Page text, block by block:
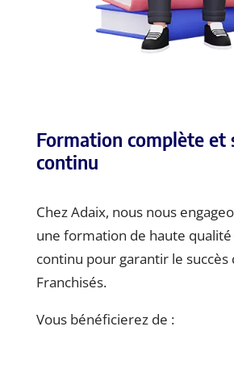
Formation complète et
continu
Chez Adaix, nous nous
une formation de haute
continu pour garantir le succès
Franchisés.
Vous bénéficierez de :